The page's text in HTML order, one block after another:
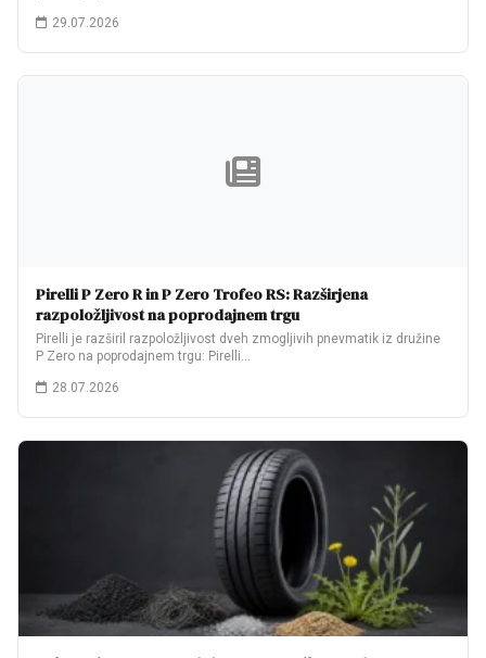
29.07.2026
Pirelli P Zero R in P Zero Trofeo RS: Razširjena
razpoložljivost na poprodajnem trgu
Pirelli je razširil razpoložljivost dveh zmogljivih pnevmatik iz družine
P Zero na poprodajnem trgu: Pirelli…
28.07.2026